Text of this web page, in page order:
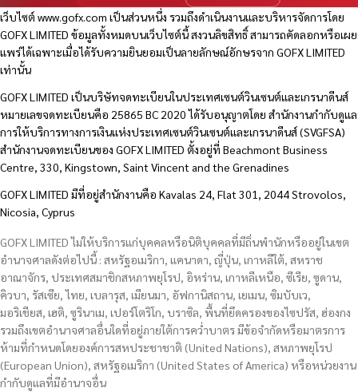
เว็บไซต์www.gofx.com เป็นส่วนหนึ่ง รวมถึงดำเนินงานและบริหารจัดการโดย
GOFX LIMITED ข้อมูลทั้งหมดบนเว็บไซต์นี้ สงวนลิขสิทธิ์ สามารถคัดลอกหรือเผย
แพร่ได้เฉพาะเมื่อได้รับความยินยอมเป็นลายลักษณ์อักษรจาก GOFX LIMITED
เท่านั้น
GOFX LIMITED เป็นบริษัทจดทะเบียนในประเทศเซนต์วินเซนต์และเกรนาดีนส์
หมายเลขจดทะเบียนคือ 25865 BC 2020 ได้รับอนุญาตโดย สำนักงานกำกับดูแล
การให้บริการทางการเงินแห่งประเทศเซนต์วินเซนต์และเกรนาดีนส์ (SVGFSA)
สำนักงานจดทะเบียนของ GOFX LIMITED ตั้งอยู่ที่ Beachmont Business
Centre, 330, Kingstown, Saint Vincent and the Grenadines
GOFX LIMITED มีที่อยู่สำนักงานคือ Kavalas 24, Flat 301, 2044 Strovolos,
Nicosia, Cyprus
GOFX LIMITED ไม่ให้บริการแก่บุคคลหรือนิติบุคคลที่มีถิ่นพำนักหรืออยู่ในเขต
อำนาจศาลดังต่อไปนี้ : สหรัฐอเมริกา, แคนาดา, ญี่ปุ่น, เกาหลีใต้, สหราช
อาณาจักร, ประเทศสมาชิกสหภาพยุโรป, อิหร่าน, เกาหลีเหนือ, ซีเรีย, ซูดาน,
คิวบา, รัสเซีย, ไทย, เบลารุส, เมียนมา, อัฟกานิสถาน, เยเมน, ซิมบับเว,
มอริเชียส, เฮติ, ซูรินาเม, เปอร์โตริโก, บราซิล, พื้นที่ยึดครองของไซปรัส, ฮ่องกง
รวมถึงเขตอำนาจศาลอื่นใดที่อยู่ภายใต้การคว่ำบาตร มีข้อจำกัดหรือมาตรการ
ห้ามที่กำหนดโดยองค์การสหประชาชาติ (United Nations), สหภาพยุโรป
(European Union), สหรัฐอเมริกา (United States of America) หรือหน่วยงาน
กำกับดูแลที่มีอำนาจอื่น